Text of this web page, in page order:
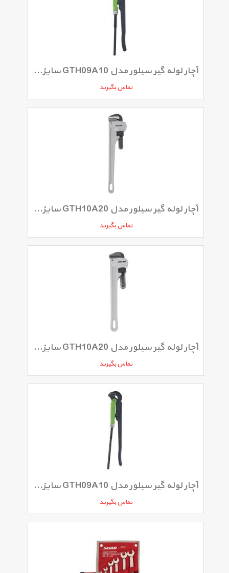
آچار لوله گیر سیلور مدل GTH09A10 سایز 1 اینچ
تماس بگیرید
آچار لوله گیر سیلور مدل GTH10A20 سایز 18 اینچ
تماس بگیرید
آچار لوله گیر سیلور مدل GTH10A20 سایز 14 اینچ
تماس بگیرید
آچار لوله گیر سیلور مدل GTH09A10 سایز 1.5 اینچ
تماس بگیرید